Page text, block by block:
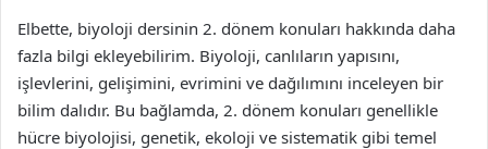
Elbette, biyoloji dersinin 2. dönem konuları hakkında daha
fazla bilgi ekleyebilirim. Biyoloji, canlıların yapısını,
işlevlerini, gelişimini, evrimini ve dağılımını inceleyen bir
bilim dalıdır. Bu bağlamda, 2. dönem konuları genellikle
hücre biyolojisi, genetik, ekoloji ve sistematik gibi temel